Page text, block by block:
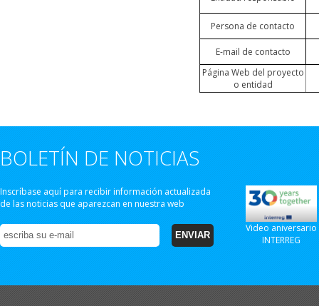
Persona de contacto
E-mail de contacto
Página Web del proyecto
o entidad
BOLETÍN DE NOTICIAS
Inscríbase aquí para recibir información actualizada
de las noticias que aparezcan en nuestra web
Video aniversario
INTERREG